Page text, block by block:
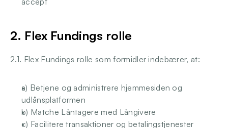
2. Flex Fundings rolle
2.1. Flex Fundings rolle som formidler indebærer, at:
a) Betjene og administrere hjemmesiden og
udlånsplatformen
b) Matche Låntagere med Långivere
c) Facilitere transaktioner og betalingstjenester